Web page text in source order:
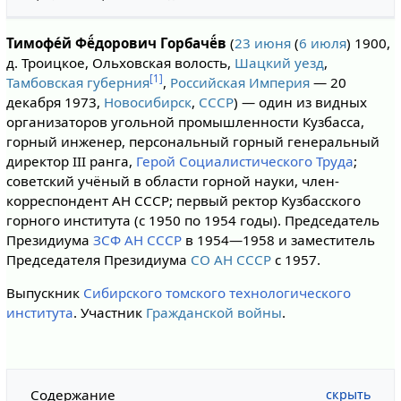
Тимофе́й Фё́дорович Горбачё́в (23 июня(6 июля) 1900,
д. Троицкое, Ольховская волость, Шацкий уезд,
Тамбовская губерния[1], Российская Империя— 20
декабря 1973, Новосибирск, СССР) — один из видных
организаторов угольной промышленности Кузбасса,
горный инженер, персональный горный генеральный
директор III ранга, Герой Социалистического Труда;
советский учёный в области горной науки, член-
корреспондент АН СССР; первый ректор Кузбасского
горного института (с 1950 по 1954 годы). Председатель
Президиума ЗСФ АН СССРв 1954—1958 и заместитель
Председателя Президиума СО АН СССРс 1957.
Выпускник Сибирского томского технологического
института. Участник Гражданской войны.
Содержание